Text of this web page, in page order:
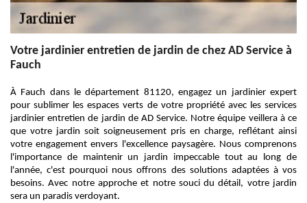
Votre jardinier entretien de jardin de chez AD Service à
Fauch
À Fauch dans le département 81120, engagez un jardinier expert
pour sublimer les espaces verts de votre propriété avec les services
jardinier entretien de jardin de AD Service. Notre équipe veillera à ce
que votre jardin soit soigneusement pris en charge, reflétant ainsi
votre engagement envers l'excellence paysagère. Nous comprenons
l'importance de maintenir un jardin impeccable tout au long de
l'année, c'est pourquoi nous offrons des solutions adaptées à vos
besoins. Avec notre approche et notre souci du détail, votre jardin
sera un paradis verdoyant.